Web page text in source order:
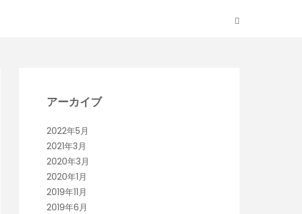
アーカイブ
2022年5月
2021年3月
2020年3月
2020年1月
2019年11月
2019年6月